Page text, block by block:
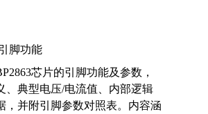
脚功能
芯片的引脚功能及参数，
、典型电压/电流值、内部逻辑
，并附引脚参数对照表。内容涵